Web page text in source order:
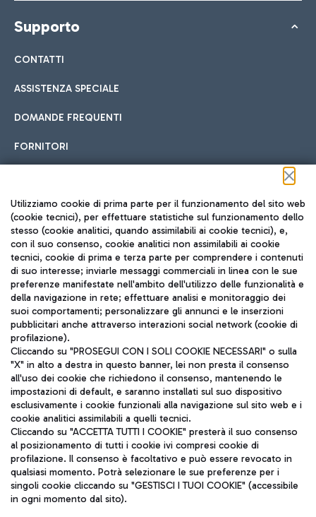
Supporto
CONTATTI
ASSISTENZA SPECIALE
DOMANDE FREQUENTI
FORNITORI
Seguici sui social
TRAVEL JOURNAL
ITA
Aeroporti di Roma S.p.A. - Società soggetta a direzione e
coordinamento di Mundys S.p.A.
Codice fiscale e Registro delle Imprese di Roma 13032990155 P.
IVA 06572251004
Capitale sociale 62.224.743,00 int. vers.
Sede legale: Via Pier Paolo Racchetti 1 - 00054 Fiumicino (RM)
telefono +39 06 65951
Utilizziamo cookie di prima parte per il funzionamento del sito web
(cookie tecnici), per effettuare statistiche sul funzionamento dello
stesso (cookie analitici, quando assimilabili ai cookie tecnici), e,
con il suo consenso, cookie analitici non assimilabili ai cookie
tecnici, cookie di prima e terza parte per comprendere i contenuti
di suo interesse; inviarle messaggi commerciali in linea con le sue
preferenze manifestate nell'ambito dell'utilizzo delle funzionalità e
della navigazione in rete; effettuare analisi e monitoraggio dei
suoi comportamenti; personalizzare gli annunci e le inserzioni
pubblicitari anche attraverso interazioni social network (cookie di
profilazione).
Cliccando su "PROSEGUI CON I SOLI COOKIE NECESSARI" o sulla
"X" in alto a destra in questo banner, lei non presta il consenso
all'uso dei cookie che richiedono il consenso, mantenendo le
impostazioni di default, e saranno installati sul suo dispositivo
esclusivamente i cookie funzionali alla navigazione sul sito web e i
cookie analitici assimilabili a quelli tecnici.
Cliccando su "ACCETTA TUTTI I COOKIE" presterà il suo consenso
al posizionamento di tutti i cookie ivi compresi cookie di
profilazione. Il consenso è facoltativo e può essere revocato in
qualsiasi momento. Potrà selezionare le sue preferenze per i
singoli cookie cliccando su "GESTISCI I TUOI COOKIE" (accessibile
in ogni momento dal sito).